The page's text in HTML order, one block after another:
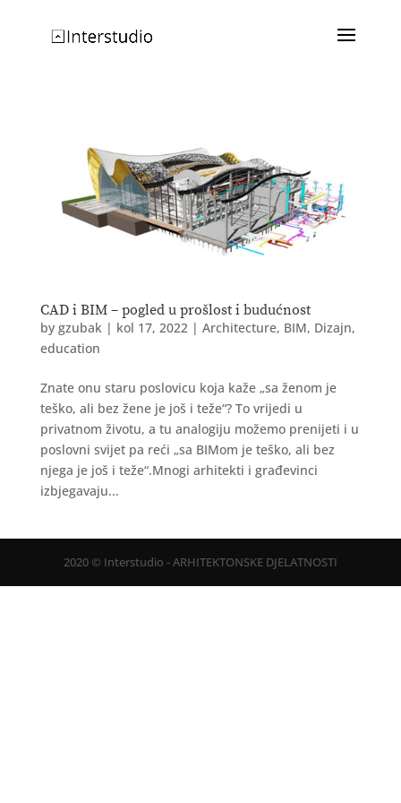
CAD i BIM – pogled u prošlost i budućnost
by gzubak| kol 17, 2022| Architecture, BIM, Dizajn,
education
Znate onu staru poslovicu koja kaže „sa ženom je
teško, ali bez žene je još i teže“? To vrijedi u
privatnom životu, a tu analogiju možemo prenijeti i u
poslovni svijet pa reći „sa BIMom je teško, ali bez
njega je još i teže“.Mnogi arhitekti i građevinci
izbjegavaju...
2020 © Interstudio - ARHITEKTONSKE DJELATNOSTI